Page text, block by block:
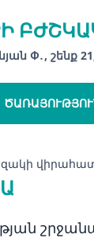
Փ․, շենք